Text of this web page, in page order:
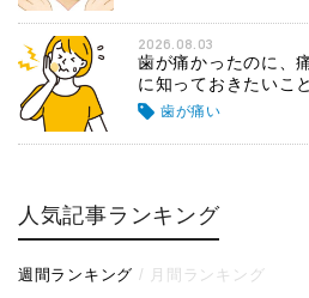
2026.08.03
歯が痛かったのに、
に知っておきたいこと
歯が痛い
人気記事ランキング
週間ランキング 月間ランキング